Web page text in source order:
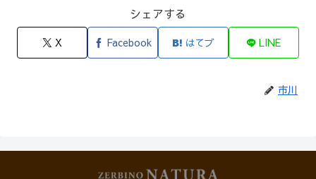
シェアする
X Facebook はてブ LINE
市川